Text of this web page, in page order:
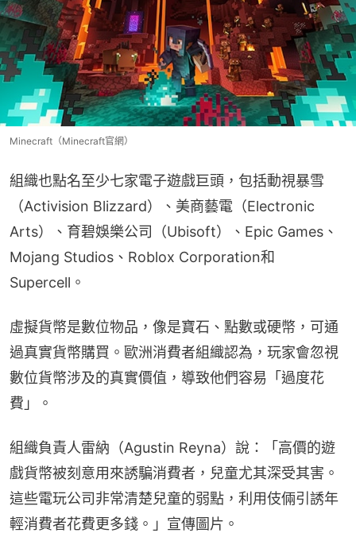
Minecraft（Minecraft官網）
組織也點名至少七家電子遊戲巨頭，包括動視暴雪
（Activision Blizzard）、美商藝電（Electronic
Arts）、育碧娛樂公司（Ubisoft）、Epic Games、
Mojang Studios、Roblox Corporation和
Supercell。
虛擬貨幣是數位物品，像是寶石、點數或硬幣，可通
過真實貨幣購買。歐洲消費者組織認為，玩家會忽視
數位貨幣涉及的真實價值，導致他們容易「過度花
費」。
組織負責人雷納（Agustin Reyna）說：「高價的遊
戲貨幣被刻意用來誘騙消費者，兒童尤其深受其害。
這些電玩公司非常清楚兒童的弱點，利用伎倆引誘年
輕消費者花費更多錢。」宣傳圖片。